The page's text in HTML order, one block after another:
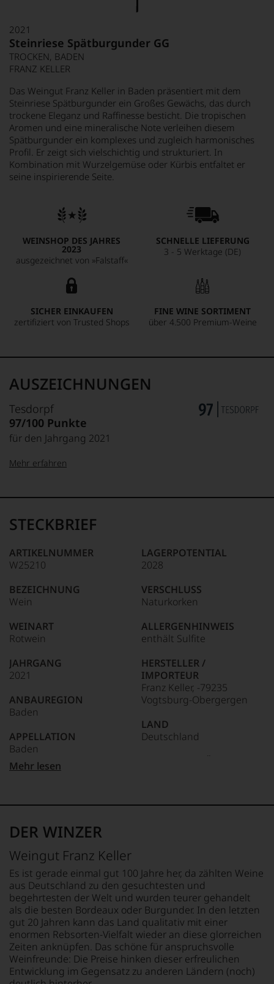
2021
Steinriese Spätburgunder GG
TROCKEN, BADEN
FRANZ KELLER
Das Weingut Franz Keller in Baden präsentiert mit dem
Steinriese Spätburgunder ein Großes Gewächs, das durch
trockene Eleganz und Raffinesse besticht. Die tropischen
Aromen und eine mineralische Note verleihen diesem
Spätburgunder ein komplexes und zugleich harmonisches
Profil. Er zeigt sich vielschichtig und strukturiert. In
Kombination mit Wurzelgemüse oder Kürbis entfaltet er
seine inspirierende Seite.
WEINSHOP DES JAHRES
2023
ausgezeichnet von »Falstaff«
SCHNELLE LIEFERUNG
3 - 5 Werktage (DE)
SICHER EINKAUFEN
zertifiziert von Trusted Shops
FINE WINE SORTIMENT
über 4.500 Premium-Weine
AUSZEICHNUNGEN
Tesdorpf
97/100 Punkte
für den Jahrgang 2021
95–98 Punkte:
90–94 Punkte:
Unter 85 Punkte:
Name
Tesdorpf
für
»Fine
für
die
edlen
Weine
der
Welt,
kaum
ein
Das
dokumentieren
auch
und
gerade
mit
Medaillen
Weinjournalisten
Fachpublikationen
unseren
Aussendungen
oder
in
unserem
Webshop,
um
zu
unterstreichen,
Mehr erfahren
STECKBRIEF
ARTIKELNUMMER
W25210
BEZEICHNUNG
Wein
WEINART
Rotwein
JAHRGANG
2021
ANBAUREGION
Baden
APPELLATION
Baden
REBSORTEN
TRINKTEMPERATUR
12,5 % Vol.
LAGERPOTENTIAL
2028
VERSCHLUSS
Naturkorken
ALLERGENHINWEIS
enthält Sulfite
HERSTELLER /
IMPORTEUR
Franz Keller, -79235
Vogtsburg-Obergergen
LAND
Deutschland
trocken
Mehr lesen
DER WINZER
Weingut Franz Keller
Es ist gerade einmal gut 100 Jahre her, da zählten Weine
aus Deutschland zu den gesuchtesten und
begehrtesten der Welt und wurden teurer gehandelt
als die besten Bordeaux oder Burgunder. In den letzten
gut 20 Jahren kann das Land qualitativ mit einer
enormen Rebsorten-Vielfalt wieder an diese glorreichen
Zeiten anknüpfen. Das schöne für anspruchsvolle
Weinfreunde: Die Preise hinken dieser erfreulichen
Entwicklung im Gegensatz zu anderen Ländern (noch)